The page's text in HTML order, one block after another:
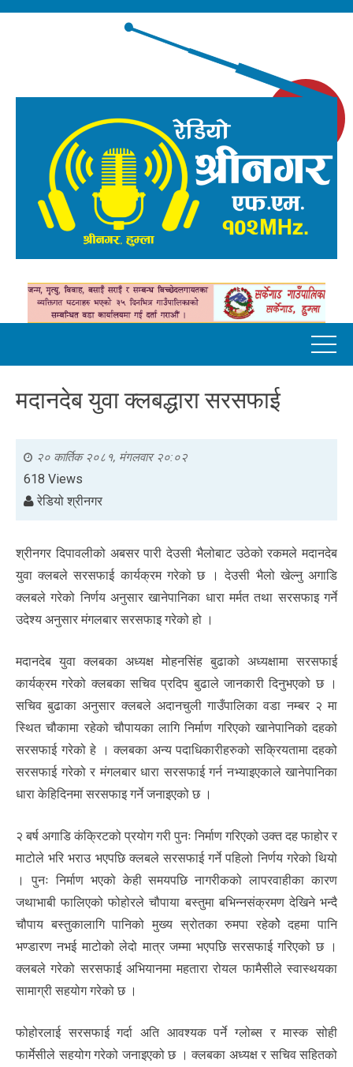
मदानदेब युवा क्लबद्धारा सरसफाई
२० कार्तिक २०८१, मंगलवार २०:०२
618 Views
रेडियो श्रीनगर
श्रीनगर दिपावलीको अबसर पारी देउसी भैलोबाट उठेको रकमले मदानदेब
युवा क्लबले सरसफाई कार्यक्रम गरेको छ । देउसी भैलो खेल्नु अगाडि
क्लबले गरेको निर्णय अनुसार खानेपानिका धारा मर्मत तथा सरसफाइ गर्ने
उदेश्य अनुसार मंगलबार सरसफाइ गरेको हो ।
मदानदेब युवा क्लबका अध्यक्ष मोहनसिंह बुढाको अध्यक्षामा सरसफाई
कार्यक्रम गरेको क्लबका सचिव प्रदिप बुढाले जानकारी दिनुभएको छ ।
सचिव बुढाका अनुसार क्लबले अदानचुली गाउँपालिका वडा नम्बर २ मा
स्थित चौकामा रहेको चौपायका लागि निर्माण गरिएको खानेपानिको दहको
सरसफाई गरेको हे । क्लबका अन्य पदाधिकारीहरुको सक्रियतामा दहको
सरसफाई गरेको र मंगलबार धारा सरसफाई गर्न नभ्याइएकाले खानेपानिका
धारा केहिदिनमा सरसफाइ गर्ने जनाइएको छ ।
२ बर्ष अगाडि कंक्रिटको प्रयोग गरी पुनः निर्माण गरिएको उक्त दह फाहोर र
माटोले भरि भराउ भएपछि क्लबले सरसफाई गर्ने पहिलो निर्णय गरेको थियो
। पुनः निर्माण भएको केही समयपछि नागरीकको लापरवाहीका कारण
जथाभाबी फालिएको फोहोरले चौपाया बस्तुमा बभिन्नसंक्रमण देखिने भन्दै
चौपाय बस्तुकालागि पानिको मुख्य स्रोतका रुमपा रहेकोे दहमा पानि
भण्डारण नभई माटोको लेदो मात्र जम्मा भएपछि सरसफाई गरिएको छ ।
क्लबले गरेको सरसफाई अभियानमा महतारा रोयल फामैसीले स्वास्थयका
सामाग्री सहयोग गरेको छ ।
फोहोरलाई सरसफाई गर्दा अति आवश्यक पर्ने ग्लोब्स र मास्क सोही
फार्मेसीले सहयोग गरेको जनाइएको छ । क्लबका अध्यक्ष र सचिव सहितको